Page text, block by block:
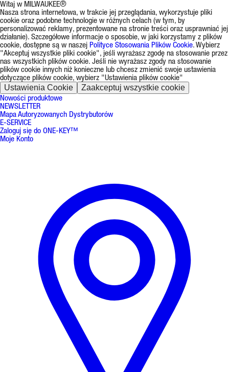
Witaj w MILWAUKEE®
Nasza strona internetowa, w trakcie jej przeglądania, wykorzystuje pliki
cookie oraz podobne technologie w różnych celach (w tym, by
personalizować reklamy, prezentowane na stronie treści oraz usprawniać jej
działanie). Szczegółowe informacje o sposobie, w jaki korzystamy z plików
cookie, dostępne są w naszej Polityce Stosowania Plików Cookie. Wybierz
"Akceptuj wszystkie pliki cookie", jeśli wyrażasz zgodę na stosowanie przez
nas wszystkich plików cookie. Jeśli nie wyrażasz zgody na stosowanie
plików cookie innych niż konieczne lub chcesz zmienić swoje ustawienia
dotyczące plików cookie, wybierz "Ustawienia plików cookie"
Ustawienia Cookie Zaakceptuj wszystkie cookie
Nowości produktowe
NEWSLETTER
Mapa Autoryzowanych Dystrybutorów
E-SERVICE
Zaloguj się do ONE-KEY™
Moje Konto